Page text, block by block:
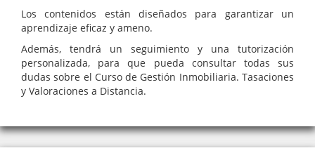
Los contenidos están diseñados para garantizar un
aprendizaje eficaz y ameno.
Además, tendrá un seguimiento y una tutorización
personalizada, para que pueda consultar todas sus
dudas sobre el Curso de Gestión Inmobiliaria. Tasaciones
y Valoraciones a Distancia.